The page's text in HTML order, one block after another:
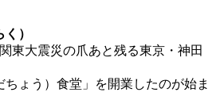
）
東大震災の爪あと残る東京・神田
ょう）食堂」を開業したのが始ま